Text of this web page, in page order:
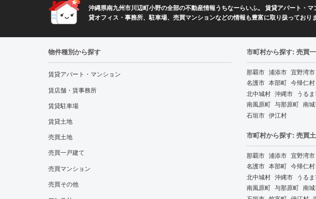
沖縄県南九州市川辺町小野の全部の不動産情報うちなーらいふ。 賃貸アパート・
貸オフィス・事務所、駐車場、売買マンションなどの情報も豊富に取り扱ってお
物件種別から探す
賃貸アパート・マンション
賃店舗・賃事務所
賃貸駐車場
賃貸土地
売買土地
売買一戸建て
売買マンション
売買その他
市町村から探す: 売買
那覇市 浦添市 宜野湾市
名護市 本部町 今帰仁村
北中城村 沖縄市 うる
南風原町 与那原町 南
石垣市 伊江村
市町村から探す: 売買
那覇市 浦添市 宜野湾市
名護市 本部町 今帰仁村
北中城村 沖縄市 うる
南風原町 与那原町 南